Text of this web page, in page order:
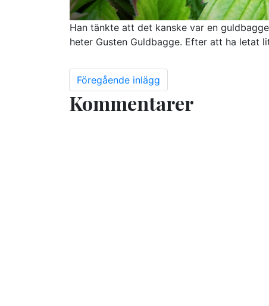
Han tänkte att det kanske var en
heter Gusten Guldbagge. Efter att ha letat
Föregående inlägg
Kommentarer